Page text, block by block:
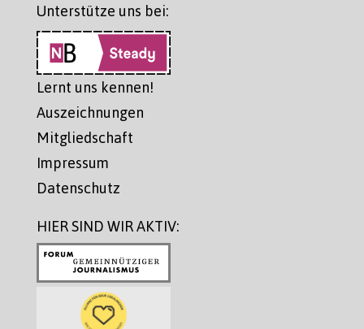
Unterstütze uns bei:
Lernt uns kennen!
Auszeichnungen
Mitgliedschaft
Impressum
Datenschutz
HIER SIND WIR AKTIV: